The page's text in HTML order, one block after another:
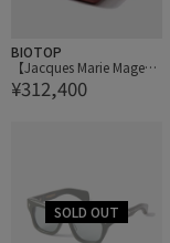
BIOTOP
【Jacques Marie Mage】
Natrona Ring
¥312,400